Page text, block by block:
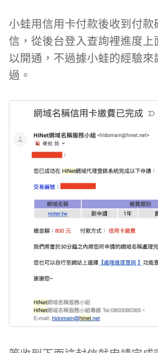
小蛙用信用卡付款後收到付款
信，從後台登入查詢裡進度上
以開通，不過據小蛙的經驗來
過。